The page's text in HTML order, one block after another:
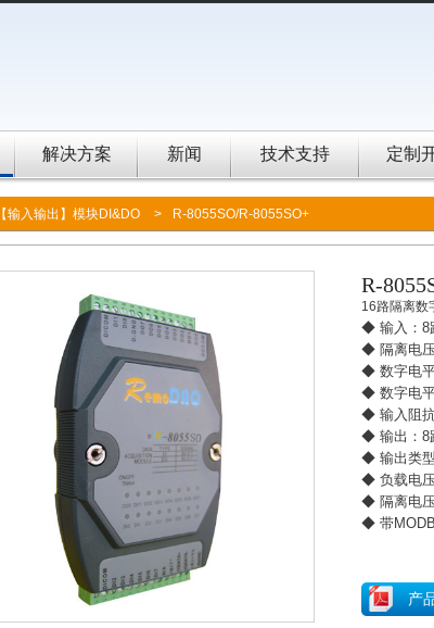
解决方案 新闻 技术支持 定制
输入输出】模块DI&DO > R-8055SO/R-8055SO+
R-
16路隔离数
◆ 输入：8
◆ 隔离电
◆ 数字电
◆ 数字电
◆ 输入阻
◆ 输出：8
◆ 输出类
◆ 负载电
◆ 隔离电
◆ 带
产